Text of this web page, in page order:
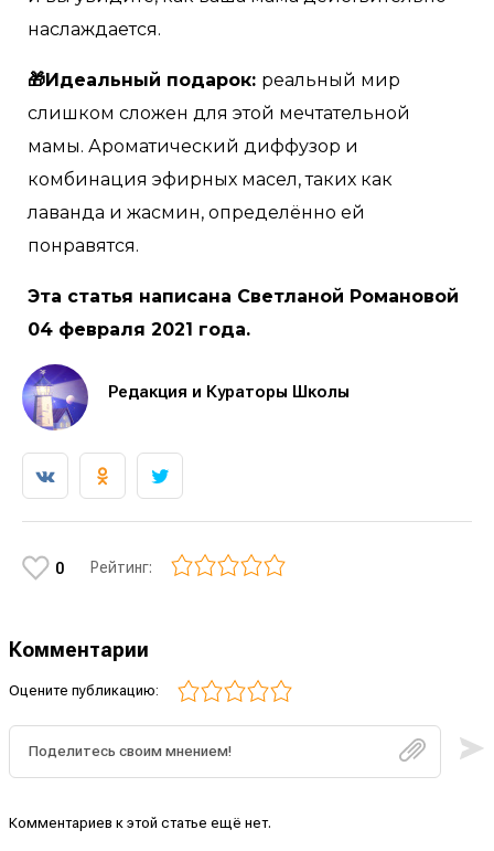
наслаждается.
🎁Идеальный подарок: реальный мир
слишком сложен для этой мечтательной
мамы. Ароматический диффузор и
комбинация эфирных масел, таких как
лаванда и жасмин, определённо ей
понравятся.
Эта статья написана Светланой Романовой
04 февраля 2021 года.
Редакция и Кураторы Школы
0 Рейтинг:
Комментарии
Оцените публикацию:
Комментариев к этой статье ещё нет.